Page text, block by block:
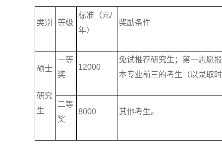
类别 等级
标准（元/
年）
奖励条件
硕士
研究
生
一等
奖
12000
免试推荐研究生；第一志愿
本专业前三的考生（以录取
二等
奖
8000 其他考生。